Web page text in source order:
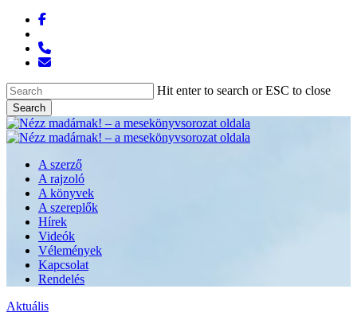
Skip
main
content
facebook
phone
email
Hit enter to search or ESC to close
Search
Close
Search
Menu
A szerző
A rajzoló
A könyvek
A szereplők
Hírek
Videók
Vélemények
Kapcsolat
Rendelés
Aktuális